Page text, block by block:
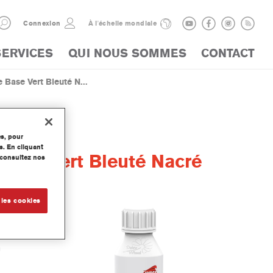
Connexion À l'échelle mondiale
QUI NOUS SOMMES CONTACT
Vert Bleuté N...
Vert Bleuté Nacré
Mate
pour
En cliquant
nos
cookies